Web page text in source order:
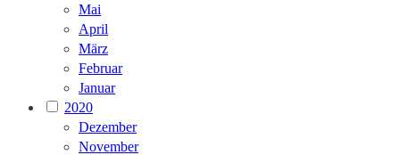
Mai
April
März
Februar
Januar
2020
Dezember
November